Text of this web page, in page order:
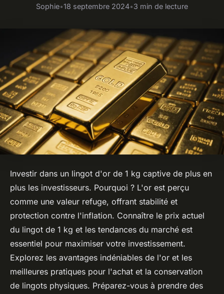
Sophie•18 septembre 2024•3 min de lecture
Investir dans un lingot d'or de 1 kg captive de plus en
plus les investisseurs. Pourquoi ? L'or est perçu
comme une valeur refuge, offrant stabilité et
protection contre l'inflation. Connaître le prix actuel
du lingot de 1 kg et les tendances du marché est
essentiel pour maximiser votre investissement.
Explorez les avantages indéniables de l'or et les
meilleures pratiques pour l'achat et la conservation
de lingots physiques. Préparez-vous à prendre des